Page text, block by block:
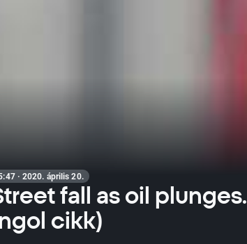
· 2020. április 20.
fall as oil plunges.
cikk)